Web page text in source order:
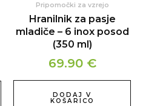
19.90 €
€
različic.
Možnosti
Pripomočki za vzrejo
Hranilnik za pasje
mladiče – 6 inox posod
(350 ml)
69.90 €
DODAJ V
KOŠARICO